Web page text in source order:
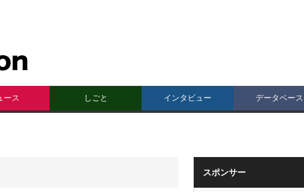
ース しごと インタビュー データベース
スポンサー